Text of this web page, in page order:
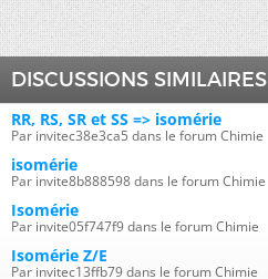
DISCUSSIONS SIMILAIRES
RR, RS, SR et SS => isomérie
Par invitec38e3ca5 dans le forum Chimie
isomérie
Par invite8b888598 dans le forum Chimie
Isomérie
Par invite05f747f9 dans le forum Chimie
Isomérie Z/E
Par invitec13ffb79 dans le forum Chimie